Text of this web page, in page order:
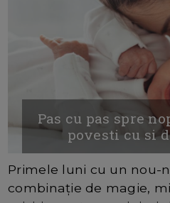
Pas cu pas spre
povesti cu si
Primele luni cu un nou-
combinație de magie,